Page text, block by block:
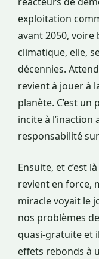
exploitation
avant 2050, voire
climatique, elle,
décennies.
revient à jouer à
planète. C’est
incite à l’inaction
responsabilité
Ensuite, et c’est
revient en force,
miracle voyait le
nos problèmes
quasi-gratuite et
effets rebonds à